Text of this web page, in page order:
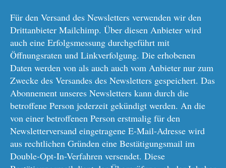
Für den Versand des Newsletters verwenden wir den
Drittanbieter Mailchimp. Über diesen Anbieter wird
auch eine Erfolgsmessung durchgeführt mit
Öffnungsraten und Linkverfolgung. Die erhobenen
Daten werden von als auch auch vom Anbieter nur zum
Zwecke des Versandes des Newsletters gespeichert. Das
Abonnement unseres Newsletters kann durch die
betroffene Person jederzeit gekündigt werden. An die
von einer betroffenen Person erstmalig für den
Newsletterversand eingetragene E-Mail-Adresse wird
aus rechtlichen Gründen eine Bestätigungsmail im
Double-Opt-In-Verfahren versendet. Diese